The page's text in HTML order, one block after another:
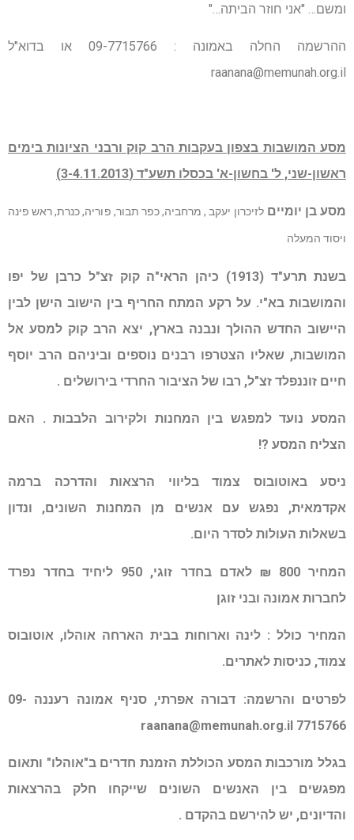
ומשם… "אני חוזר הביתה…"
ההרשמה החלה באמונה : 09-7715766 או בדוא"ל
raanana@memunah.org.il
מסע המושבות בצפון בעקבות הרב קוק ורבני הציונות בימים
ראשון-שני, ל' בחשון-א' בכסלו תשע"ד (3-4.11.2013)
מסע בן יומייםלזיכרון יעקב , מרחביה, כפר תבור, פוריה, כנרת, ראש פינה
ויסוד המעלה
בשנת תרע"ד (1913) כיהן הראי"ה קוק זצ"ל כרבן של יפו
והמושבות בא"י. על רקע המתח החריף בין הישוב הישן לבין
היישוב החדש ההולך ונבנה בארץ, יצא הרב קוק למסע אל
המושבות, שאליו הצטרפו רבנים נוספים וביניהם הרב יוסף
חיים זוננפלד זצ"ל, רבו של הציבור החרדי בירושלים .
המסע נועד למפגש בין המחנות ולקירוב הלבבות . האם
הצליח המסע ?!
ניסע באוטובוס צמוד בליווי הרצאות והדרכה ברמה
אקדמאית, נפגש עם אנשים מן המחנות השונים, ונדון
בשאלות העולות לסדר היום.
המחיר 800 ₪ לאדם בחדר זוגי, 950 ליחיד בחדר נפרד
לחברות אמונה ובני זוגן
המחיר כולל : לינה וארוחות בבית הארחה אוהלו, אוטובוס
צמוד, כניסות לאתרים.
לפרטים והרשמה: דבורה אפרתי, סניף אמונה רעננה 09-
7715766
raanana@memunah.org.il
בגלל מורכבות המסע הכוללת הזמנת חדרים ב"אוהלו" ותאום
מפגשים בין האנשים השונים שייקחו חלק בהרצאות
והדיונים, יש להירשם בהקדם .